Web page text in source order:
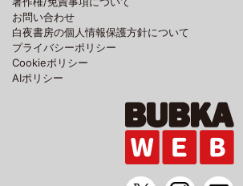
お問い合わせ
白夜書房の個人情報保護方針について
プライバシーポリシー
Cookieポリシー
AIポリシー